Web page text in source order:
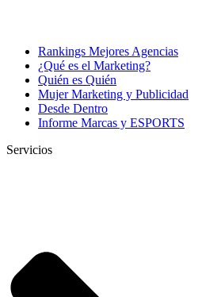
Rankings Mejores Agencias
¿Qué es el Marketing?
Quién es Quién
Mujer Marketing y Publicidad
Desde Dentro
Informe Marcas y ESPORTS
Servicios